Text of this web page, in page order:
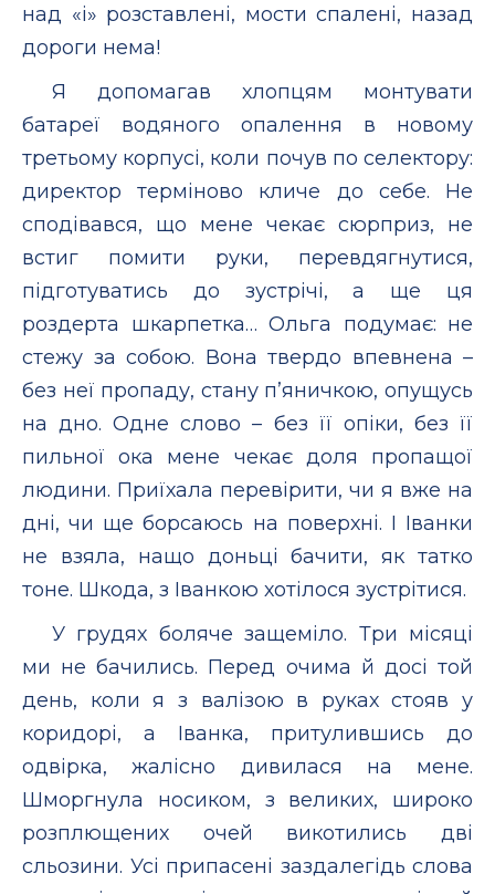
над «і» розставлені, мости спалені, назад
дороги нема!
Я допомагав хлопцям монтувати
батареї водяного опалення в новому
третьому корпусі, коли почув по селектору:
директор терміново кличе до себе. Не
сподівався, що мене чекає сюрприз, не
встиг помити руки, перевдягнутися,
підготуватись до зустрічі, а ще ця
роздерта шкарпетка… Ольга подумає: не
стежу за собою. Вона твердо впевнена –
без неї пропаду, стану п’яничкою, опущусь
на дно. Одне слово – без її опіки, без її
пильної ока мене чекає доля пропащої
людини. Приїхала перевірити, чи я вже на
дні, чи ще борсаюсь на поверхні. І Іванки
не взяла, нащо доньці бачити, як татко
тоне. Шкода, з Іванкою хотілося зустрітися.
У грудях боляче защеміло. Три місяці
ми не бачились. Перед очима й досі той
день, коли я з валізою в руках стояв у
коридорі, а Іванка, притулившись до
одвірка, жалісно дивилася на мене.
Шморгнула носиком, з великих, широко
розплющених очей викотились дві
сльозини. Усі припасені заздалегідь слова